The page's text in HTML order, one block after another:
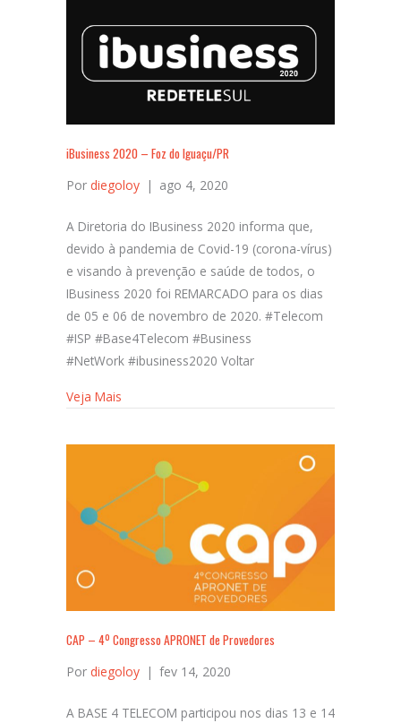
iBusiness 2020 – Foz do Iguaçu/PR
Por diegoloy | ago 4, 2020
A Diretoria do IBusiness 2020 informa que,
devido à pandemia de Covid-19 (corona-vírus)
e visando à prevenção e saúde de todos, o
IBusiness 2020 foi REMARCADO para os dias
de 05 e 06 de novembro de 2020. #Telecom
#ISP #Base4Telecom #Business
#NetWork #ibusiness2020 Voltar
Veja Mais
CAP – 4º Congresso APRONET de Provedores
Por diegoloy | fev 14, 2020
A BASE 4 TELECOM participou nos dias 13 e 14